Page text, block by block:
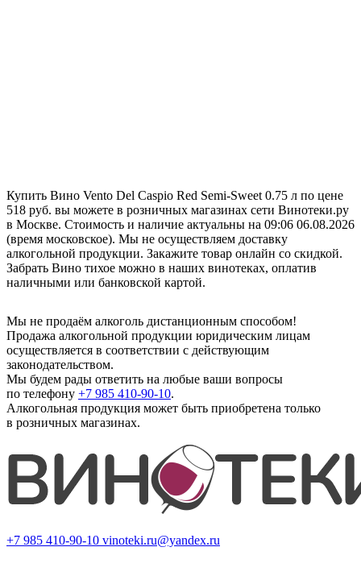
Купить Вино Vento Del Caspio Red Semi-Sweet 0.75 л по цене
518 руб. вы можете в розничных магазинах сети Винотеки.ру
в Москве. Стоимость и наличие актуальны на 09:06 06.08.2026
(время московское). Мы не осуществляем доставку
алкогольной продукции. Закажите товар онлайн со скидкой.
Забрать Вино тихое можно в наших винотеках, оплатив
наличными или банковской картой.
Мы не продаём алкоголь дистанционным способом!
Продажа алкогольной продукции юридическим лицам
осуществляется в соответствии с действующим
законодательством.
Мы будем рады ответить на любые ваши вопросы
по телефону +7 985 410-90-10.
Алкогольная продукция может быть приобретена только
в розничных магазинах.
+7 985 410-90-10 vinoteki.ru@yandex.ru